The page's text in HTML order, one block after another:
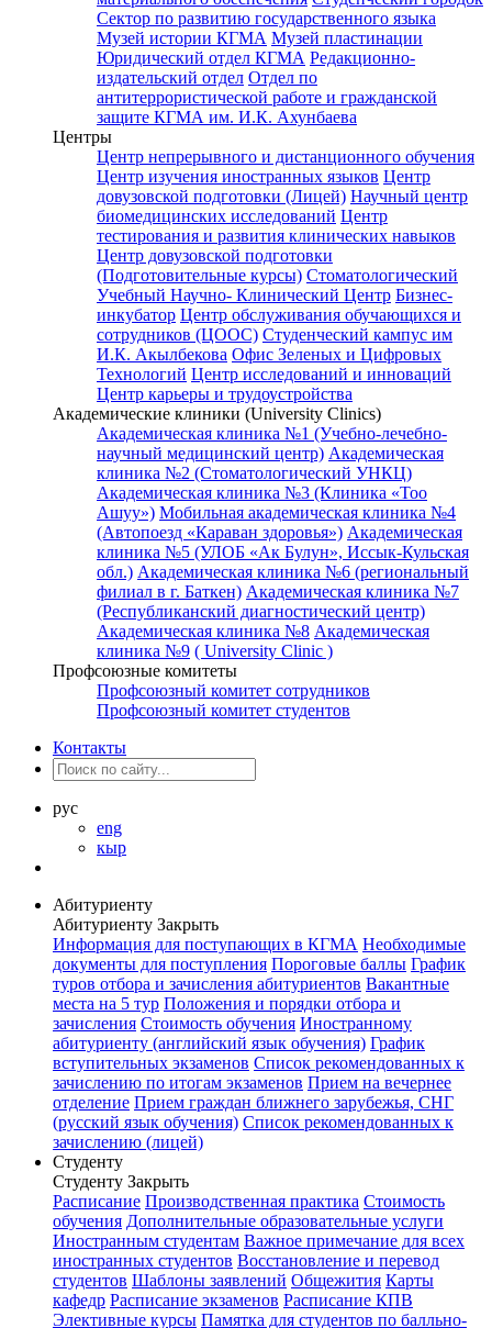
Сектор по развитию государственного языка
Музей истории КГМА Музей пластинации
Юридический отдел КГМА Редакционно-
издательский отдел Отдел по
антитеррористической работе и гражданской
защите КГМА им. И.К. Ахунбаева
Центры
Центр непрерывного и дистанционного обучения
Центр изучения иностранных языков Центр
довузовской подготовки (Лицей) Научный центр
биомедицинских исследований Центр
тестирования и развития клинических навыков
Центр довузовской подготовки
(Подготовительные курсы) Стоматологический
Учебный Научно- Клинический Центр Бизнес-
инкубатор Центр обслуживания обучающихся и
сотрудников (ЦООС) Студенческий кампус им
И.К. Акылбекова Офис Зеленых и Цифровых
Технологий Центр исследований и инноваций
Центр карьеры и трудоустройства
Академические клиники (University Clinics)
Академическая клиника №1 (Учебно-лечебно-
научный медицинский центр) Академическая
клиника №2 (Стоматологический УНКЦ)
Академическая клиника №3 (Клиника «Тоо
Ашуу») Мобильная академическая клиника №4
(Автопоезд «Караван здоровья») Академическая
клиника №5 (УЛОБ «Ак Булун», Иссык-Кульская
обл.) Академическая клиника №6 (региональный
филиал в г. Баткен) Академическая клиника №7
(Республиканский диагностический центр)
Академическая клиника №8 Академическая
клиника №9 ( University Clinic )
Профсоюзные комитеты
Профсоюзный комитет сотрудников
Профсоюзный комитет студентов
Контакты
рус
eng
кыр
Абитуриенту
Абитуриенту Закрыть
Информация для поступающих в КГМА Необходимые
документы для поступления Пороговые баллы График
туров отбора и зачисления абитуриентов Вакантные
места на 5 тур Положения и порядки отбора и
зачисления Стоимость обучения Иностранному
абитуриенту (английский язык обучения) График
вступительных экзаменов Список рекомендованных к
зачислению по итогам экзаменов Прием на вечернее
отделение Прием граждан ближнего зарубежья, СНГ
(русский язык обучения) Список рекомендованных к
зачислению (лицей)
Студенту
Студенту Закрыть
Расписание Производственная практика Стоимость
обучения Дополнительные образовательные услуги
Иностранным студентам Важное примечание для всех
иностранных студентов Восстановление и перевод
студентов Шаблоны заявлений Общежития Карты
кафедр Расписание экзаменов Расписание КПВ
Элективные курсы Памятка для студентов по балльно-